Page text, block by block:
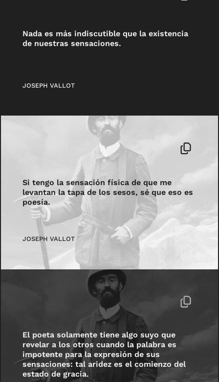
Nada es más indiscutible que la existencia
de nuestras sensaciones.
JOSEPH VALLOT
Si tengo la sensación física de que me
levantan la tapa de los sesos, sé que eso es
poesía.
JOSEPH VALLOT
El poeta solamente tiene algo suyo que
revelar a los otros cuando la palabra es
impotente para la expresión de sus
sensaciones: tal aridez es el comienzo del
estado de gracia.